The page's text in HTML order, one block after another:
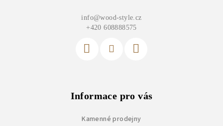
info@wood-style.cz
+420 608888575
Informace pro vás
Kamenné prodejny